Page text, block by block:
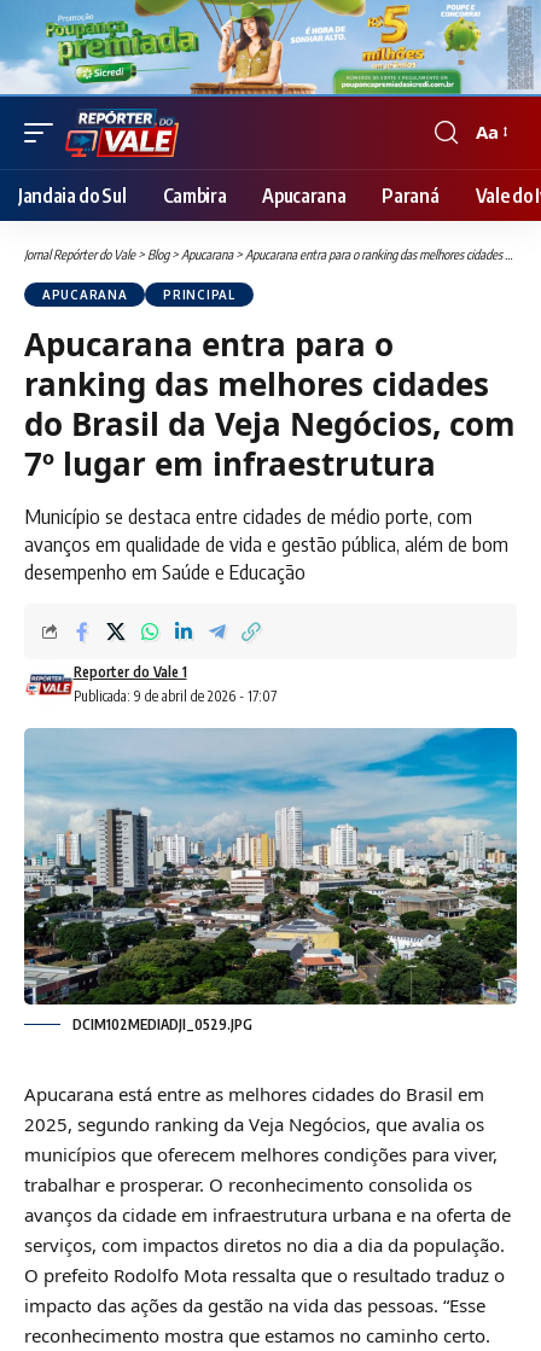
Font
Resizer
Aa
Jandaia do Sul Cambira Apucarana Paraná Vale do
Jornal Repórter do Vale> Blog>Apucarana>Apucarana entra para o ranking das melhores cidades do Brasil da Veja Negócios, com 7º lugar em infraestrutura
APUCARANA PRINCIPAL
Apucarana entra para o
ranking das melhores cidades
do Brasil da Veja Negócios, com
7º lugar em infraestrutura
Município se destaca entre cidades de médio porte, com
avanços em qualidade de vida e gestão pública, além de bom
desempenho em Saúde e Educação
Publicada: 9 de abril de 2026 - 17:07
Reporter do Vale 1
DCIM102MEDIADJI_0529.JPG
Apucarana está entre as melhores cidades do Brasil em
2025, segundo ranking da Veja Negócios, que avalia os
municípios que oferecem melhores condições para viver,
trabalhar e prosperar. O reconhecimento consolida os
avanços da cidade em infraestrutura urbana e na oferta de
serviços, com impactos diretos no dia a dia da população.
O prefeito Rodolfo Mota ressalta que o resultado traduz o
impacto das ações da gestão na vida das pessoas. “Esse
reconhecimento mostra que estamos no caminho certo.